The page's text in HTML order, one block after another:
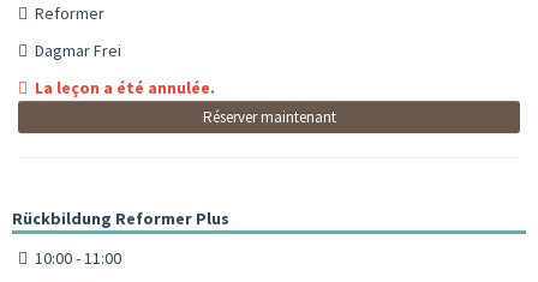
Reformer
Dagmar Frei
La leçon a été annulée.
Réserver maintenant
Rückbildung Reformer Plus
10:00 - 11:00